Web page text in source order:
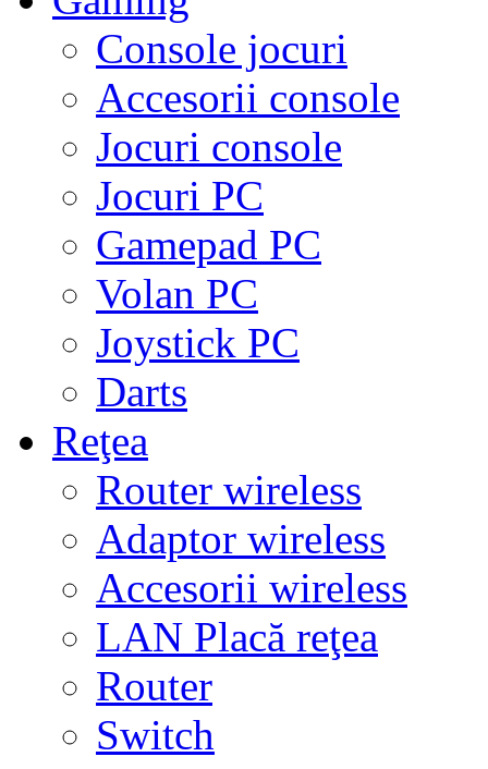
Console jocuri
Accesorii console
Jocuri console
Jocuri PC
Gamepad PC
Volan PC
Joystick PC
Darts
Reţea
Router wireless
Adaptor wireless
Accesorii wireless
LAN Placă reţea
Router
Switch